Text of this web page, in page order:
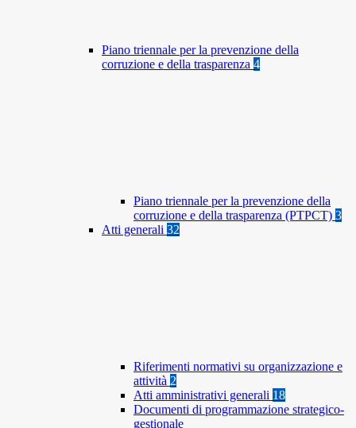
Piano triennale per la prevenzione della
corruzione e della trasparenza 4
Piano triennale per la prevenzione della
corruzione e della trasparenza (PTPCT) 3
Atti generali 32
Riferimenti normativi su organizzazione e
attività 2
Atti amministrativi generali 18
Documenti di programmazione strategico-
gestionale